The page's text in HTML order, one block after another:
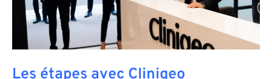
Les étapes avec Cliniqeo